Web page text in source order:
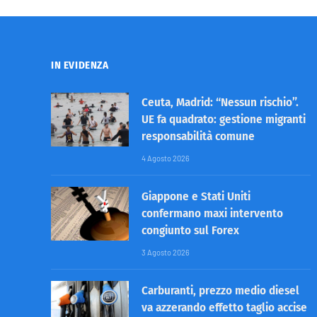
IN EVIDENZA
Ceuta, Madrid: “Nessun rischio”.
UE fa quadrato: gestione migranti
responsabilità comune
4 Agosto 2026
Giappone e Stati Uniti
confermano maxi intervento
congiunto sul Forex
3 Agosto 2026
Carburanti, prezzo medio diesel
va azzerando effetto taglio accise